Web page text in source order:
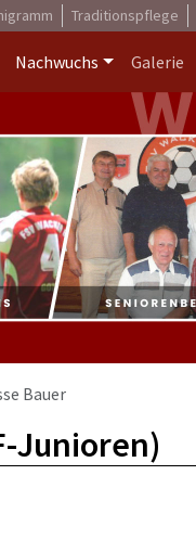
Traditionspflege
Nachwuchs Galerie
Bauer
Junioren)